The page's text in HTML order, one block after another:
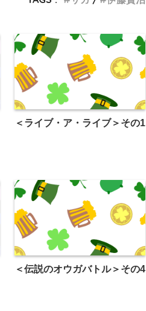
＜ライブ・ア・ライブ＞その1
＜伝説のオウガバトル＞その4